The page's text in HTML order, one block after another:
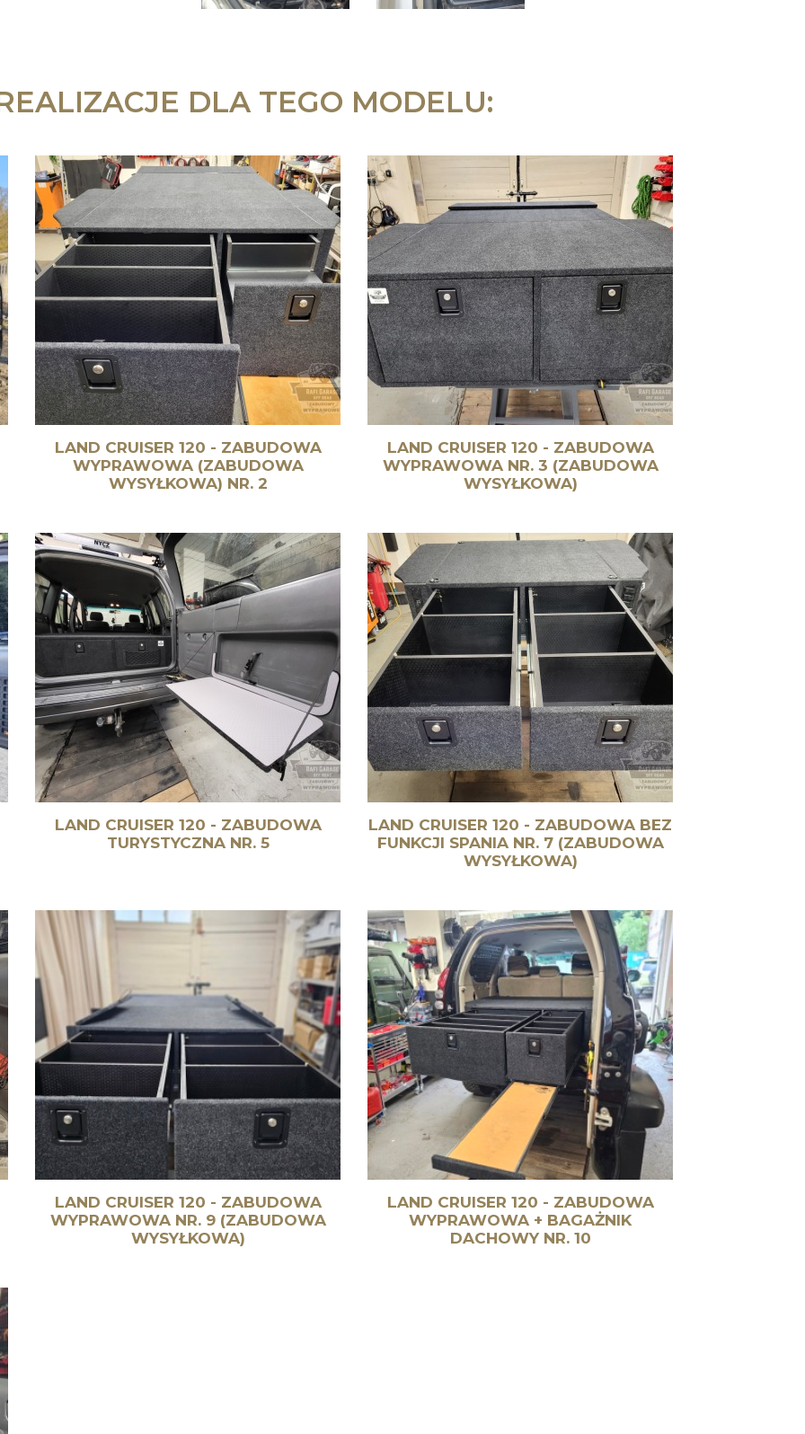
DLA TEGO MODELU:
LAND CRUISER 120 - ZABUDOWA
WYPRAWOWA (ZABUDOWA
WYSYŁKOWA) NR. 2
LAND CRUISER 120 - ZABUDOWA
WYPRAWOWA NR. 3 (ZABUDOWA
WYSYŁKOWA)
LAND CRUISER 120 - ZABUDOWA
TURYSTYCZNA NR. 5
LAND CRUISER 120 - ZABUDOWA BEZ
FUNKCJI SPANIA NR. 7 (ZABUDOWA
WYSYŁKOWA)
LAND CRUISER 120 - ZABUDOWA
WYPRAWOWA NR. 9 (ZABUDOWA
WYSYŁKOWA)
LAND CRUISER 120 - ZABUDOWA
WYPRAWOWA + BAGAŻNIK
DACHOWY NR. 10